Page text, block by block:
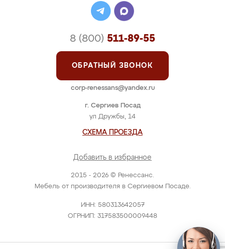
2015 - 2026 © Ренессанс.
Мебель от производителя в Сергиевом Посаде.
ИНН: 580313642057
ОГРНИП: 317583500009448
г. Сергиев Посад
ул Дружбы, 14
СХЕМА ПРОЕЗДА
Добавить в избранное
8 (800) 511-89-55
ОБРАТНЫЙ ЗВОНОК
corp-renessans@yandex.ru